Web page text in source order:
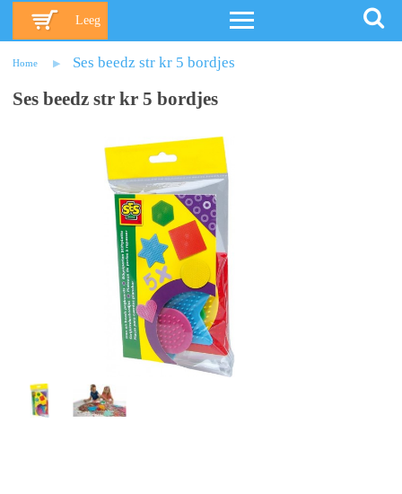
Leeg
Home Ses beedz str kr 5 bordjes
Ses beedz str kr 5 bordjes